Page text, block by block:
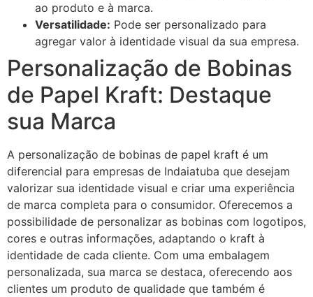
ao produto e à marca.
Versatilidade: Pode ser personalizado para
agregar valor à identidade visual da sua empresa.
Personalização de Bobinas
de Papel Kraft: Destaque
sua Marca
A personalização de bobinas de papel kraft é um
diferencial para empresas de Indaiatuba que desejam
valorizar sua identidade visual e criar uma experiência
de marca completa para o consumidor. Oferecemos a
possibilidade de personalizar as bobinas com logotipos,
cores e outras informações, adaptando o kraft à
identidade de cada cliente. Com uma embalagem
personalizada, sua marca se destaca, oferecendo aos
clientes um produto de qualidade que também é